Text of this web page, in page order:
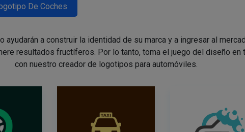
De Coches
a construir la identidad de su marca y a ingresar al
resultados fructíferos. Por lo tanto, toma el juego del diseño
con nuestro creador de logotipos para automóviles.